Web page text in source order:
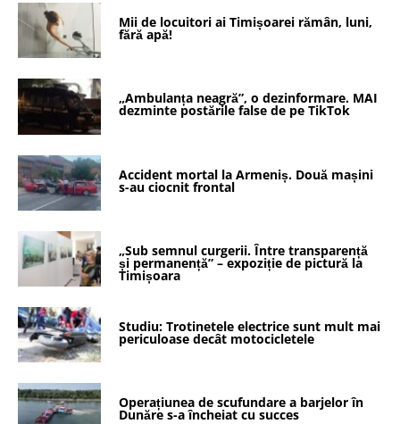
Mii de locuitori ai Timișoarei rămân, luni,
fără apă!
„Ambulanța neagră”, o dezinformare. MAI
dezminte postările false de pe TikTok
Accident mortal la Armeniș. Două mașini
s-au ciocnit frontal
„Sub semnul curgerii. Între transparență
și permanență” – expoziție de pictură la
Timișoara
Studiu: Trotinetele electrice sunt mult mai
periculoase decât motocicletele
Operațiunea de scufundare a barjelor în
Dunăre s-a încheiat cu succes